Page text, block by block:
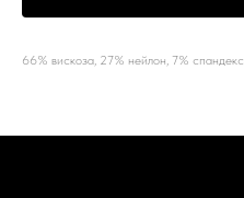
66% вискоза, 27% нейлон, 7% спандекс